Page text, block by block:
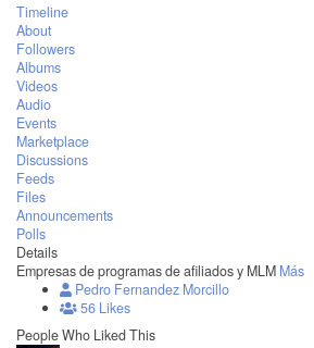
Timeline
About
Followers
Albums
Videos
Audio
Events
Marketplace
Discussions
Feeds
Files
Announcements
Polls
Details
Empresas de programas de afiliados y MLM Más
Pedro Fernandez Morcillo
56 Likes
People Who Liked This